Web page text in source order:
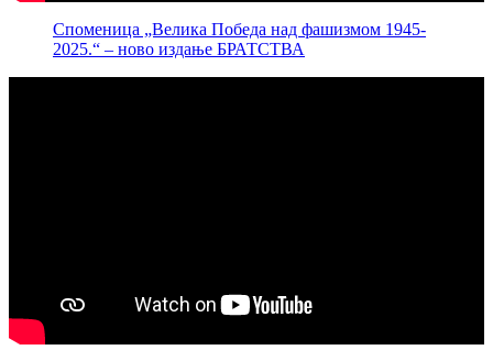
Споменица „Велика Победа над фашизмом 1945-
2025.“ – ново издање БРАТСТВА